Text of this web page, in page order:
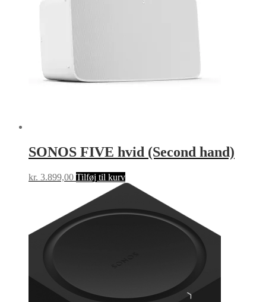
SONOS FIVE hvid (Second hand)
kr. 3.899,00 Tilføj til kurv